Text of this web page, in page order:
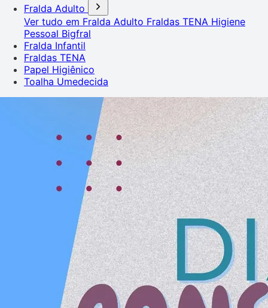
Fralda Adulto
Ver tudo em Fralda Adulto Fraldas TENA Higiene
Pessoal Bigfral
Fralda Infantil
Fraldas TENA
Papel Higiênico
Toalha Umedecida